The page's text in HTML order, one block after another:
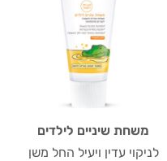
משחת שיניים לילדים
לניקוי עדין ויעיל החל משן